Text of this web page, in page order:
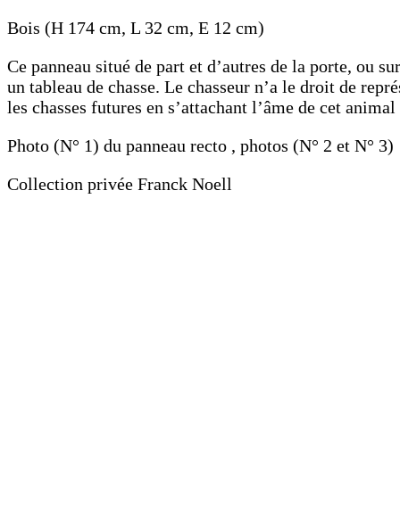
Bois (H 174 cm, L 32 cm, E 12 cm)
Ce panneau situé de part et d’autres de la porte, ou
un tableau de chasse. Le chasseur n’a le droit de
les chasses futures en s’attachant l’âme de cet
Photo (N° 1) du panneau recto , photos (N° 2 et N°
Collection privée Franck Noell